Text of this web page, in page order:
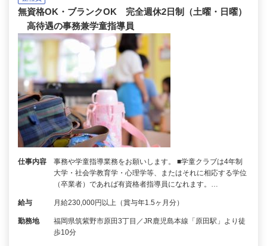
無資格OK・ブランクOK 完全週休2日制（土曜・日曜）
高待遇の事務兼学童指導員
仕事内容
事務や学童指導業務をお願いします。 ■学童クラブは4年制
大学・社会学教育学・心理学等、またはそれに相応する学位
（卒業者）であれば有資格者指導員になれます。…
給与 月給230,000円以上（賞与年1.5ヶ月分）
勤務地
福岡県筑紫野市原田3丁目／JR鹿児島本線「原田駅」より徒
歩10分